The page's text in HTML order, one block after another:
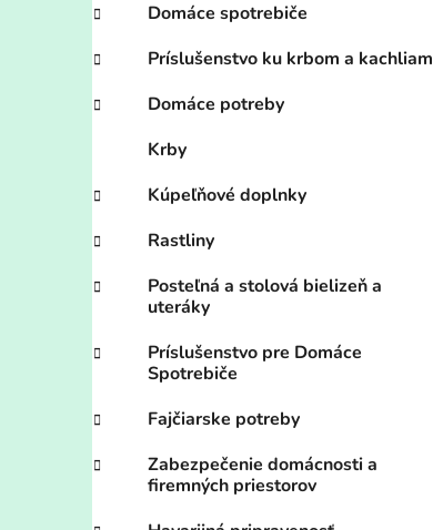
Domáce spotrebiče
Príslušenstvo ku krbom a kachliam
Domáce potreby
Krby
Kúpeľňové doplnky
Rastliny
Posteľná a stolová bielizeň a
uteráky
Príslušenstvo pre Domáce
Spotrebiče
Fajčiarske potreby
Zabezpečenie domácnosti a
firemných priestorov